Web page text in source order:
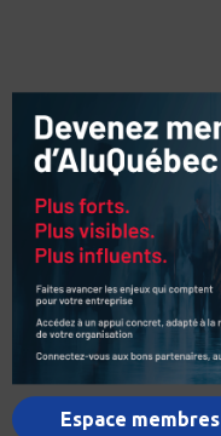
Espace membres